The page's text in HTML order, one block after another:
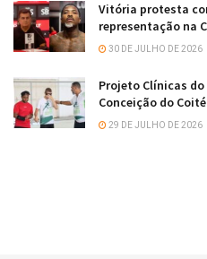
Vitória protesta
representação na
30 DE JULHO DE 2026
Projeto Clínicas do
Conceição do
29 DE JULHO DE 2026